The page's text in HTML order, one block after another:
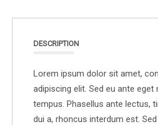
DESCRIPTION
Lorem ipsum dolor sit amet,
adipiscing elit. Sed eu ante eget
tempus. Phasellus ante lectus,
dui a, rhoncus interdum est.